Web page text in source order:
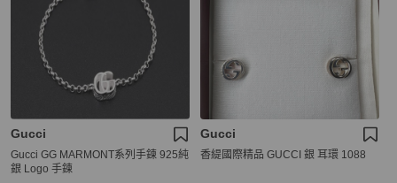
Gucci
Gucci GG MARMONT系列手鍊 925純
銀 Logo 手鍊
Gucci
香緹國際精品 GUCCI 銀 耳環 1088